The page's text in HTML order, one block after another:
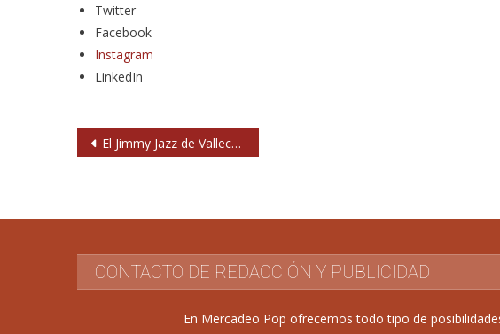
Twitter
Facebook
Instagram
LinkedIn
Navegación
El Jimmy Jazz de Vallecas reabrirá con otro nombre
CONTACTO DE REDACCIÓN Y PUBLICIDAD
En Mercadeo Pop ofrecemos todo tipo de